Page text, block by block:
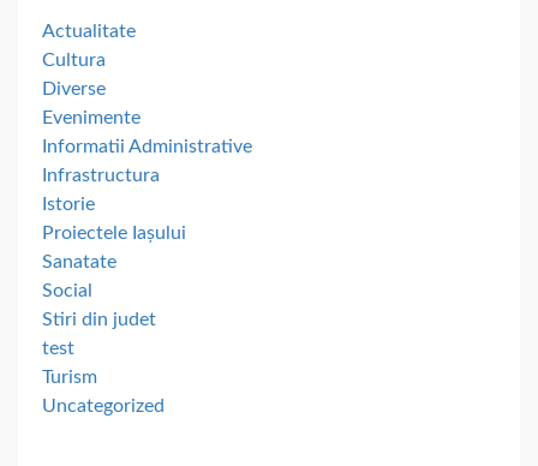
Actualitate
Cultura
Diverse
Evenimente
Informatii Administrative
Infrastructura
Istorie
Proiectele Iașului
Sanatate
Social
Stiri din judet
test
Turism
Uncategorized